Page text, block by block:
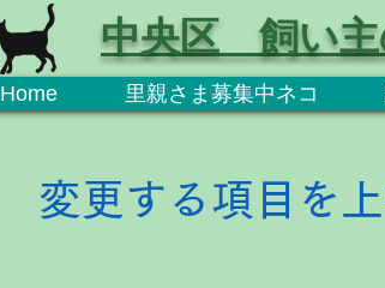
Home 里親さま募集中ネコ
中央区 飼い主
変更する項目を